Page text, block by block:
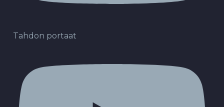
Tahdon portaat